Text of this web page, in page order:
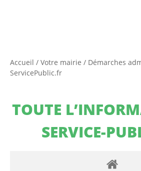
Accueil / Votre mairie / Démarches
ServicePublic.fr
TOUTE
SERVICE-